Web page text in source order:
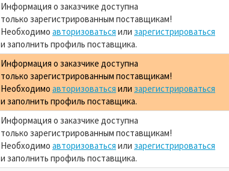
Информация о заказчике доступна
только зарегистрированным поставщикам!
Необходимо авторизоваться или зарегистрироваться
и заполнить профиль поставщика.
Информация о заказчике доступна
только зарегистрированным поставщикам!
Необходимо авторизоваться или зарегистрироваться
и заполнить профиль поставщика.
Информация о заказчике доступна
только зарегистрированным поставщикам!
Необходимо авторизоваться или зарегистрироваться
и заполнить профиль поставщика.